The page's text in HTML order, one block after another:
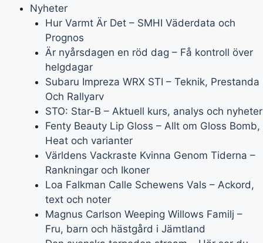
Nyheter
Hur Varmt Är Det – SMHI Väderdata och
Prognos
Är nyårsdagen en röd dag – Få kontroll över
helgdagar
Subaru Impreza WRX STI – Teknik, Prestanda
Och Rallyarv
STO: Star-B – Aktuell kurs, analys och nyheter
Fenty Beauty Lip Gloss – Allt om Gloss Bomb,
Heat och varianter
Världens Vackraste Kvinna Genom Tiderna –
Rankningar och Ikoner
Loa Falkman Calle Schewens Vals – Ackord,
text och noter
Magnus Carlson Weeping Willows Familj –
Fru, barn och hästgård i Jämtland